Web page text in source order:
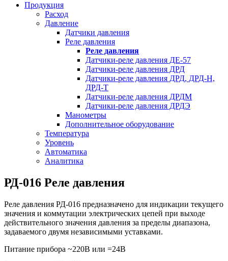
Продукция
Расход
Давление
Датчики давления
Реле давления
Реле давления
Датчики-реле давления ДЕ-57
Датчики-реле давления ДРД
Датчики-реле давления ДРД, ДРД-Н,
ДРД-Т
Датчики-реле давления ДРДМ
Датчики-реле давления ДРДЭ
Манометры
Дополнительное оборудование
Температура
Уровень
Автоматика
Аналитика
РД-016 Реле давления
Реле давления РД-016 предназначено для индикации текущего
значения и коммутации электрических цепей при выходе
действительного значения давления за пределы диапазона,
задаваемого двумя независимыми уставками.
Питание прибора ~220В или =24В